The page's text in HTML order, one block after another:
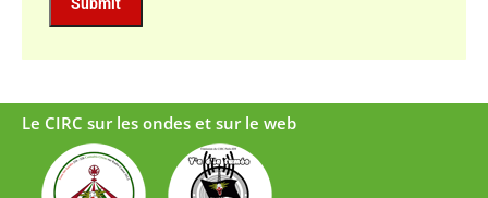
Le CIRC sur les ondes et sur le web